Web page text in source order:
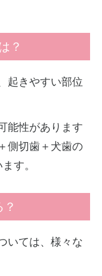
？
起きやすい部位
能性があります
側切歯＋犬歯の
す。
いては、様々な